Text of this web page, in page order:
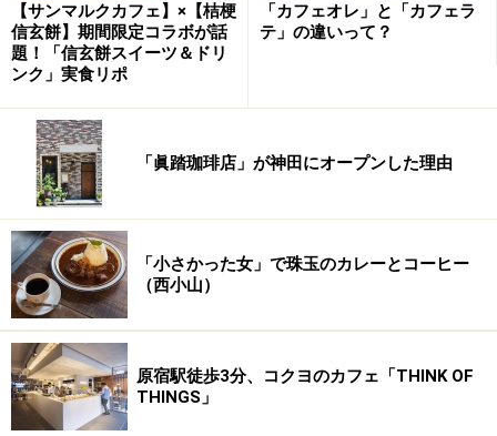
【サンマルクカフェ】×【桔梗
信玄餅】期間限定コラボが話
題！「信玄餅スイーツ＆ドリ
ンク」実食リポ
「カフェオレ」と「カフェラ
テ」の違いって？
「眞踏珈琲店」が神田にオープンした理由
「小さかった女」で珠玉のカレーとコーヒー
（西小山）
原宿駅徒歩3分、コクヨのカフェ「THINK OF
THINGS」